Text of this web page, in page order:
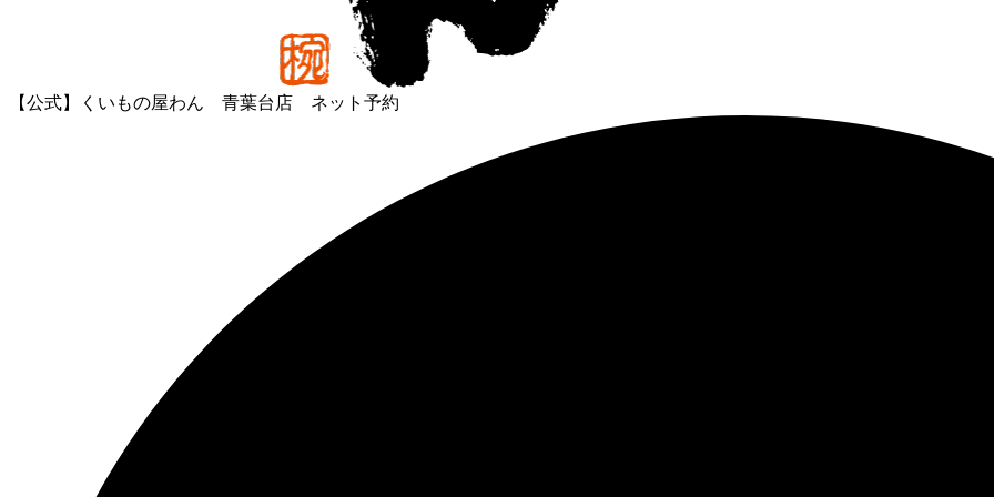
【公式】くいもの屋わん 青葉台店 ネット予約